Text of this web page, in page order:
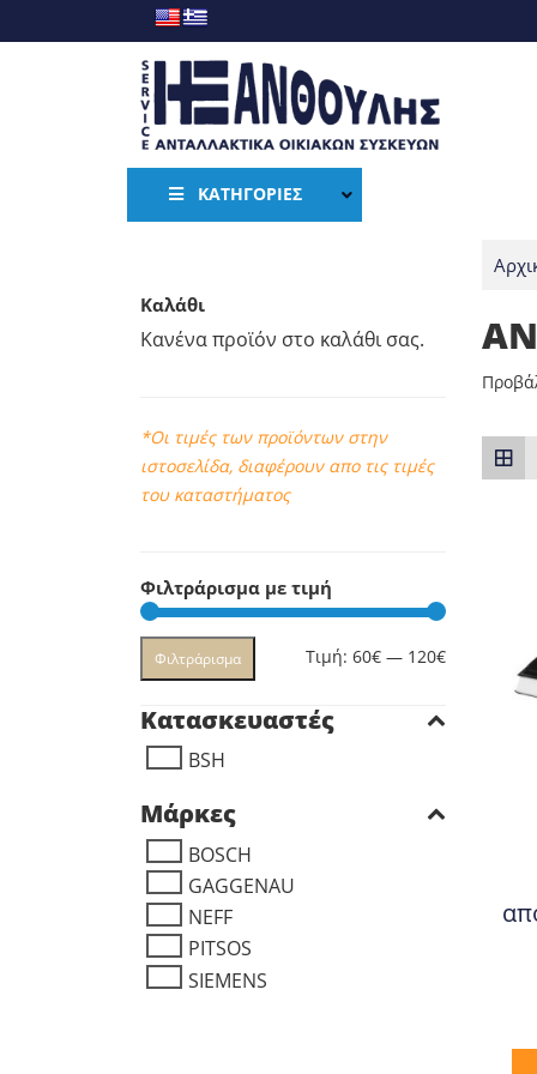
ΚΑΤΗΓΟΡΊΕΣ
Καλάθι
Κανένα προϊόν στο καλάθι σας.
*Οι τιμές των προϊόντων στην
ιστοσελίδα, διαφέρουν απο τις τιμές
του καταστήματος
Φιλτράρισμα με τιμή
Ελάχιστη
Μέγιστη
Φιλτράρισμα Τιμή: 60€ — 120€
Κατασκευαστές
BSH
Μάρκες
BOSCH
GAGGENAU
NEFF
PITSOS
SIEMENS